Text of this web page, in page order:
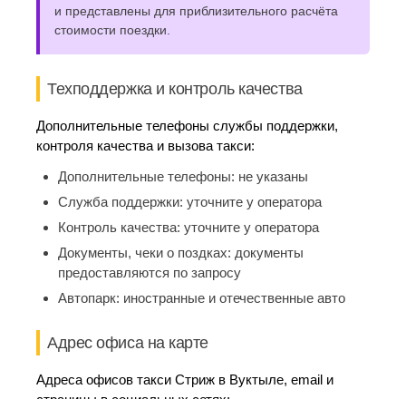
и представлены для приблизительного расчёта
стоимости поездки.
Техподдержка и контроль качества
Дополнительные телефоны службы поддержки,
контроля качества и вызова такси:
Дополнительные телефоны: не указаны
Служба поддержки: уточните у оператора
Контроль качества: уточните у оператора
Документы, чеки о поздках: документы
предоставляются по запросу
Автопарк: иностранные и отечественные авто
Адрес офиса на карте
Адреса офисов такси Стриж в Вуктыле, email и